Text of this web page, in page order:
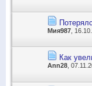
Мия987 ,
Как
Ann28 ,